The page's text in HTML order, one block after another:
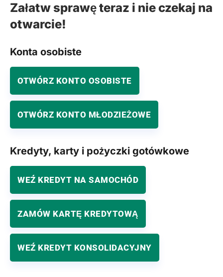
Załatw sprawę teraz i nie czekaj na
otwarcie!
Konta osobiste
OTWÓRZ KONTO OSOBISTE
OTWÓRZ KONTO MŁODZIEŻOWE
Kredyty, karty i pożyczki gotówkowe
WEŹ KREDYT NA SAMOCHÓD
ZAMÓW KARTĘ KREDYTOWĄ
WEŹ KREDYT KONSOLIDACYJNY